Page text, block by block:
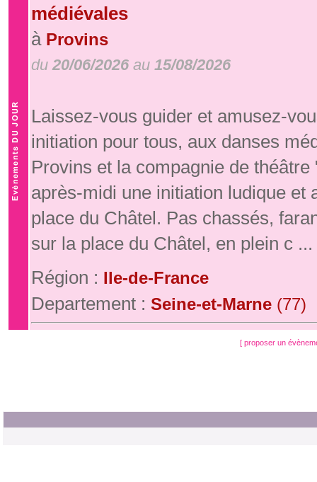
médiévales
à Provins
du 20/06/2026 au 15/08/2026
Laissez-vous guider et amusez-
initiation pour tous, aux danses
Provins et la compagnie de
après-midi une initiation ludique et
place du Châtel. Pas chassés,
sur la place du Châtel, en plein c ...
Région : Ile-de-France
Departement : Seine-et-Marne (77)
[ proposer un